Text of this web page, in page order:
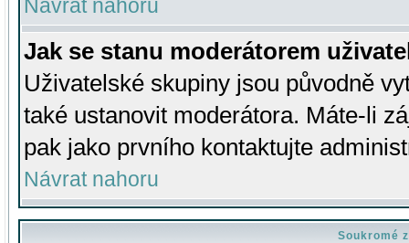
Návrat nahoru
Jak se stanu moderátorem
Uživatelské skupiny jsou původně
také ustanovit moderátora. Máte-li
pak jako prvního kontaktujte
Návrat nahoru
Soukromé